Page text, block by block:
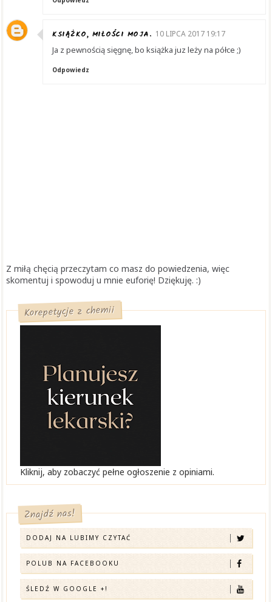
KSIĄŻKO, MIŁOŚCI MOJA. 10 LIPCA 2017 19:17
Ja z pewnością sięgnę, bo książka juz leży na półce ;)
Odpowiedz
Z miłą chęcią przeczytam co masz do powiedzenia, więc
skomentuj i spowoduj u mnie euforię! Dziękuję. :)
Korepetycje z chemii
Kliknij, aby zobaczyć pełne ogłoszenie z opiniami.
Znajdź nas!
DODAJ NA LUBIMY CZYTAĆ
POLUB NA FACEBOOKU
ŚLEDŹ W GOOGLE +!